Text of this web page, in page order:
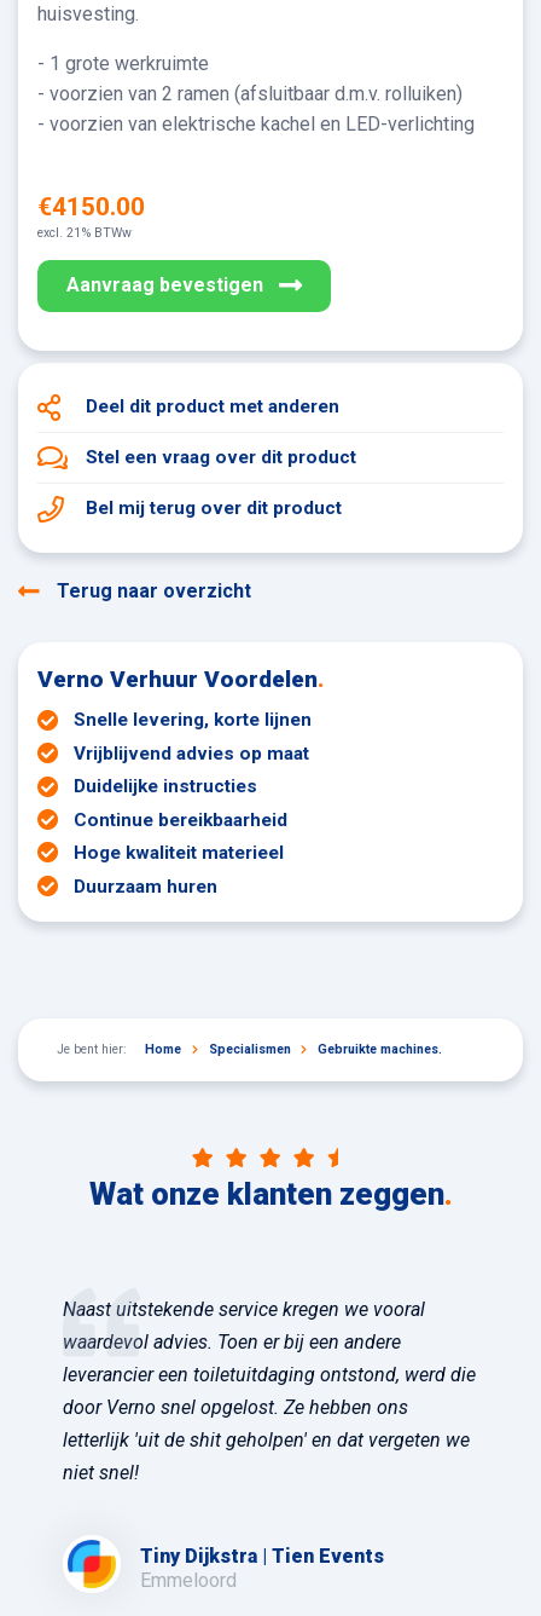
huisvesting.
- 1 grote werkruimte
- voorzien van 2 ramen (afsluitbaar d.m.v. rolluiken)
- voorzien van elektrische kachel en LED-verlichting
€4150.00
excl. 21% BTWw
Aanvraag bevestigen
Deel dit product met anderen
Stel een vraag over dit product
Bel mij terug over dit product
Terug naar overzicht
Verno Verhuur Voordelen.
Snelle levering, korte lijnen
Vrijblijvend advies op maat
Duidelijke instructies
Continue bereikbaarheid
Hoge kwaliteit materieel
Duurzaam huren
Je bent hier: Home Specialismen Gebruikte machines.
Wat onze klanten zeggen.
Naast uitstekende service kregen we vooral
waardevol advies. Toen er bij een andere
leverancier een toiletuitdaging ontstond, werd die
door Verno snel opgelost. Ze hebben ons
letterlijk 'uit de shit geholpen' en dat vergeten we
niet snel!
Tiny Dijkstra | Tien Events
Emmeloord